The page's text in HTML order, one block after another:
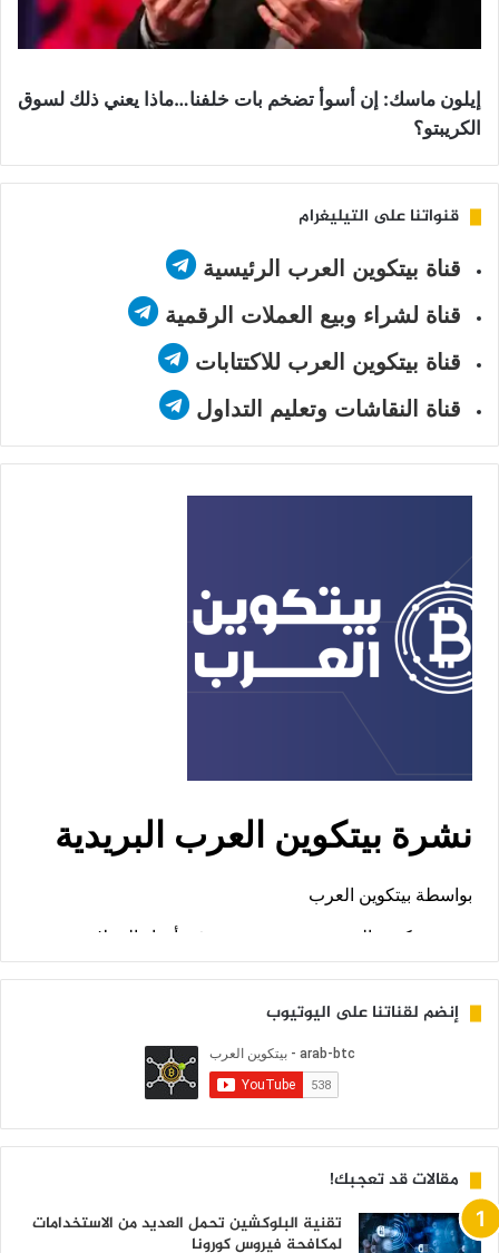
إيلون ماسك: إن أسوأ تضخم بات خلفنا…ماذا يعني ذلك لسوق
الكريبتو؟
قنواتنا على التيليغرام
قناة بيتكوين العرب الرئيسية
قناة لشراء وبيع العملات الرقمية
قناة بيتكوين العرب للاكتتابات
قناة النقاشات وتعليم التداول
إنضم لقناتنا على اليوتيوب
مقالات قد تعجبك!
تقنية البلوكشين تحمل العديد من الاستخدامات
لمكافحة فيروس كورونا